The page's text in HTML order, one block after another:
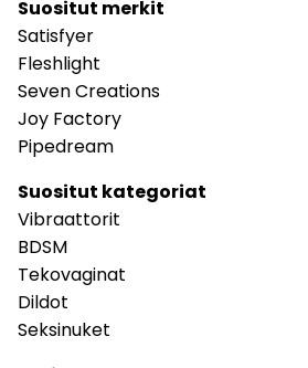
Suositut merkit
Satisfyer
Fleshlight
Seven Creations
Joy Factory
Pipedream
Suositut kategoriat
Vibraattorit
BDSM
Tekovaginat
Dildot
Seksinuket